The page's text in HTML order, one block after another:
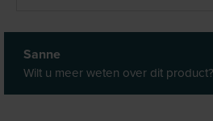
Sanne
Wilt u meer weten over dit product?